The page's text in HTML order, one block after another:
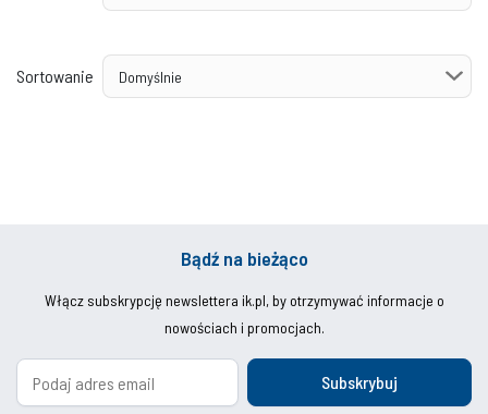
Sortowanie
Bądź na bieżąco
Włącz subskrypcję newslettera ik.pl, by otrzymywać informacje o
nowościach i promocjach.
Subskrybuj